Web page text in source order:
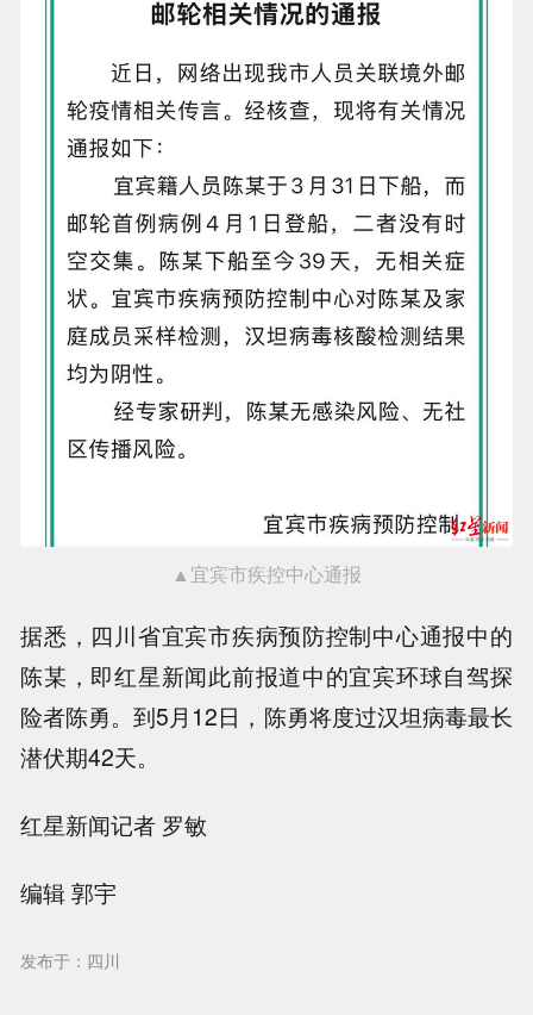
▲宜宾市疾控中心通报
据悉，四川省宜宾市疾病预防控制中心通报中的
陈某，即红星新闻此前报道中的宜宾环球自驾探
险者陈勇。到5月12日，陈勇将度过汉坦病毒最长
潜伏期42天。
红星新闻记者 罗敏
编辑 郭宇
发布于：四川